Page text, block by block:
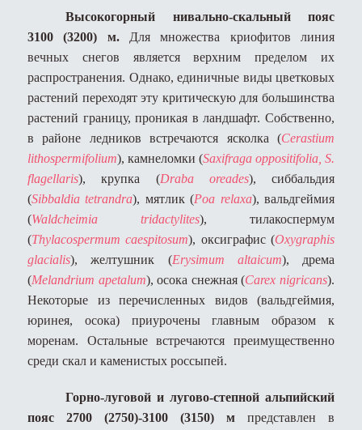
Высокогорный нивально-скальный пояс
3100 (3200) м.Для множества криофитов линия
вечных снегов является верхним пределом их
распространения. Однако, единичные виды цветковых
растений переходят эту критическую для большинства
растений границу, проникая в ландшафт. Собственно,
в районе ледников встречаются ясколка (Cerastium
lithospermifolium), камнеломки (Saxifraga oppositifolia, S.
flagellaris), крупка (Draba oreades), сиббальдия
(Sibbaldia tetrandra), мятлик (Poa relaxa), вальдгеймия
(Waldcheimia tridactylites), тилакоспермум
(Thylacospermum caespitosum), оксиграфис (Oxygraphis
glacialis), желтушник (Erysimum altaicum), дрема
(Melandrium apetalum), осока снежная (Carex nigricans).
Некоторые из перечисленных видов (вальдгеймия,
юринея, осока) приурочены главным образом к
моренам. Остальные встречаются преимущественно
среди скал и каменистых россыпей.
Горно-луговой и лугово-степной альпийский
пояс 2700 (2750)-3100 (3150) м представлен в